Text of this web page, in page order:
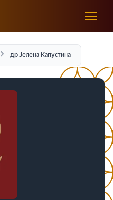
др Јелена Капустина